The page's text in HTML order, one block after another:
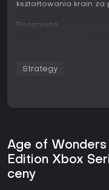
kształtowania krain
Rozgrywka
pętla polega na
opiera się na
Badania prowadzone
odblokowują zaklęcia,
związane z
napędzają drzewko
Strategy
Age of
Edition Xbox
ceny